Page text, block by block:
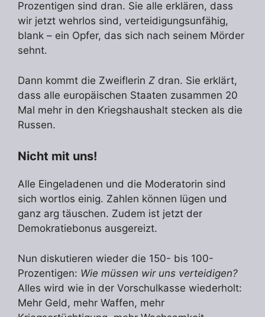
Prozentigen sind dran. Sie alle erklären, dass
wir jetzt wehrlos sind, verteidigungsunfähig,
blank – ein Opfer, das sich nach seinem Mörder
sehnt.
Dann kommt die Zweiflerin Z dran. Sie erklärt,
dass alle europäischen Staaten zusammen 20
Mal mehr in den Kriegshaushalt stecken als die
Russen.
Nicht mit uns!
Alle Eingeladenen und die Moderatorin sind
sich wortlos einig. Zahlen können lügen und
ganz arg täuschen. Zudem ist jetzt der
Demokratiebonus ausgereizt.
Nun diskutieren wieder die 150- bis 100-
Prozentigen: Wie müssen wir uns verteidigen?
Alles wird wie in der Vorschulkasse wiederholt:
Mehr Geld, mehr Waffen, mehr